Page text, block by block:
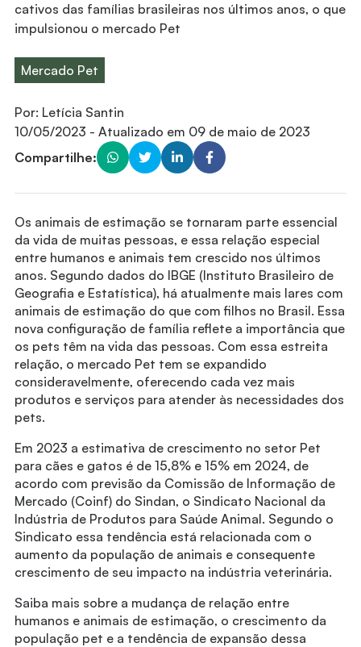
cativos das famílias brasileiras nos últimos anos, o que
impulsionou o mercado Pet
Mercado Pet
Por: Letícia Santin
10/05/2023 - Atualizado em 09 de maio de 2023
Compartilhe:
Os animais de estimação se tornaram parte essencial
da vida de muitas pessoas, e essa relação especial
entre humanos e animais tem crescido nos últimos
anos. Segundo dados do IBGE (Instituto Brasileiro de
Geografia e Estatística), há atualmente mais lares com
animais de estimação do que com filhos no Brasil. Essa
nova configuração de família reflete a importância que
os pets têm na vida das pessoas. Com essa estreita
relação, o mercado Pet tem se expandido
consideravelmente, oferecendo cada vez mais
produtos e serviços para atender às necessidades dos
pets.
Em 2023 a estimativa de crescimento no setor Pet
para cães e gatos é de 15,8% e 15% em 2024, de
acordo com previsão da Comissão de Informação de
Mercado (Coinf) do Sindan, o Sindicato Nacional da
Indústria de Produtos para Saúde Animal. Segundo o
Sindicato essa tendência está relacionada com o
aumento da população de animais e consequente
crescimento de seu impacto na indústria veterinária.
Saiba mais sobre a mudança de relação entre
humanos e animais de estimação, o crescimento da
população pet e a tendência de expansão dessa